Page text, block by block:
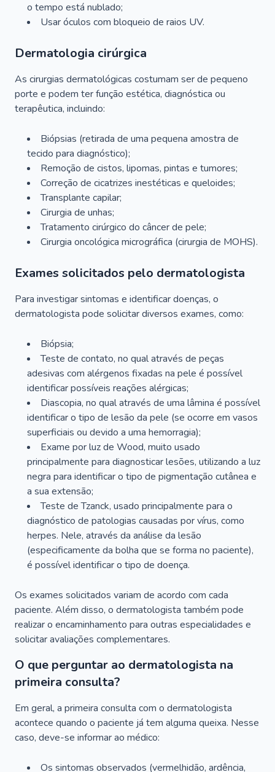
o tempo está nublado;
Usar óculos com bloqueio de raios UV.
Dermatologia cirúrgica
As cirurgias dermatológicas costumam ser de pequeno
porte e podem ter função estética, diagnóstica ou
terapêutica, incluindo:
Biópsias (retirada de uma pequena amostra de
tecido para diagnóstico);
Remoção de cistos, lipomas, pintas e tumores;
Correção de cicatrizes inestéticas e queloides;
Transplante capilar;
Cirurgia de unhas;
Tratamento cirúrgico do câncer de pele;
Cirurgia oncológica micrográfica (cirurgia de MOHS).
Exames solicitados pelo dermatologista
Para investigar sintomas e identificar doenças, o
dermatologista pode solicitar diversos exames, como:
Biópsia;
Teste de contato, no qual através de peças
adesivas com alérgenos fixadas na pele é possível
identificar possíveis reações alérgicas;
Diascopia, no qual através de uma lâmina é possível
identificar o tipo de lesão da pele (se ocorre em vasos
superficiais ou devido a uma hemorragia);
Exame por luz de Wood, muito usado
principalmente para diagnosticar lesões, utilizando a luz
negra para identificar o tipo de pigmentação cutânea e
a sua extensão;
Teste de Tzanck, usado principalmente para o
diagnóstico de patologias causadas por vírus, como
herpes. Nele, através da análise da lesão
(especificamente da bolha que se forma no paciente),
é possível identificar o tipo de doença.
Os exames solicitados variam de acordo com cada
paciente. Além disso, o dermatologista também pode
realizar o encaminhamento para outras especialidades e
solicitar avaliações complementares.
O que perguntar ao dermatologista na
primeira consulta?
Em geral, a primeira consulta com o dermatologista
acontece quando o paciente já tem alguma queixa. Nesse
caso, deve-se informar ao médico:
Os sintomas observados (vermelhidão, ardência,